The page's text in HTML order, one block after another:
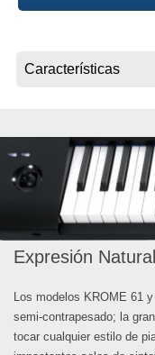
Expresión Natural
Los modelos KROME 61
semi-contrapesado; la
tocar cualquier estilo de